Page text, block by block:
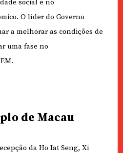
social e no
O líder do Governo
a melhorar as condições de
uma fase no
de Macau
da Ho Iat Seng, Xi